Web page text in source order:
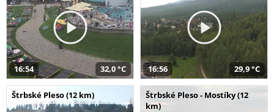
16:54 32,0 °C 16:56 29,9 °C
Štrbské Pleso (12 km)
Štrbské Pleso - Mostíky (12
km)